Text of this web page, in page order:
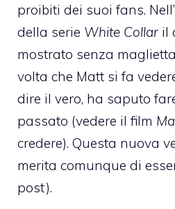
proibiti dei suoi fans.
della serie White Collar il
mostrato senza
volta che Matt si fa
dire il vero, ha saputo
passato (vedere il film
credere). Questa nuova
merita comunque di
post).